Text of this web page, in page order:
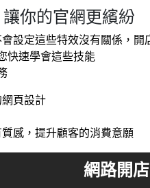
你的官網更繽紛
設定這些特效沒有關係，開
快速學會這些技能
頁設計
感，提升顧客的消費意願